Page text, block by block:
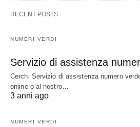
RECENT POSTS
NUMERI VERDI
Servizio di assistenza
Cerchi Servizio di assistenza numero
online o al nostro…
3 anni ago
NUMERI VERDI